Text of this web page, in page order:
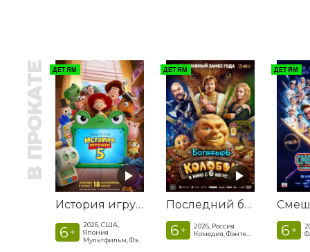
В ПРОКАТЕ ДЕТЯМ
История игрушек 5
6 +
2026, США,
Япония
ДЕТЯМ
Последний богатырь. Колобок
6 +
2026, Россия
Комедия, Фэнтези, Приключения
ДЕТЯМ
6 +